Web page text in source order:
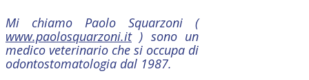
Mi chiamo Paolo Squarzoni (
www.paolosquarzoni.it) sono un
medico veterinario che si occupa di
odontostomatologia dal 1987.